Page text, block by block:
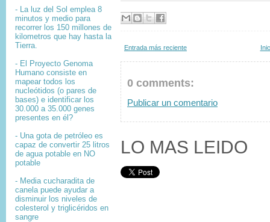
- La luz del Sol emplea 8
minutos y medio para
recorrer los 150 millones de
kilometros que hay hasta la
Tierra.
- El
Proyecto Genoma
Humano consiste en
mapear todos los
nucleótidos (o pares de
bases) e identificar los
30.000 a 35.000 genes
presentes en él?
- Una gota de petróleo es
capaz de convertir 25 litros
de agua potable en NO
potable
- Media cucharadita de
canela puede ayudar a
disminuir los niveles de
colesterol y triglicéridos en
sangre
Entrada más reciente
0 comments:
Publicar un comentario
LO MAS LEIDO